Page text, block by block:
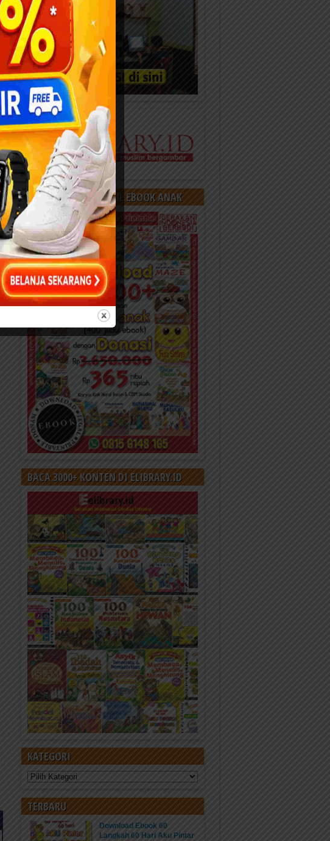
DOWNLOAD 400 JUDUL EBOOK ANAK
BACA 3000+ KONTEN DI ELIBRARY.ID
KATEGORI
Kategori
TERBARU
Download Ebook 60
Langkah 60 Hari Aku Pintar